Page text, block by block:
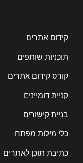
קידום אתרים
תוכניות שותפים
קורס קידום אתרים
קניית דומיינים
בניית קישורים
כלי מילות מפתח
כתיבת תוכן לאתרים